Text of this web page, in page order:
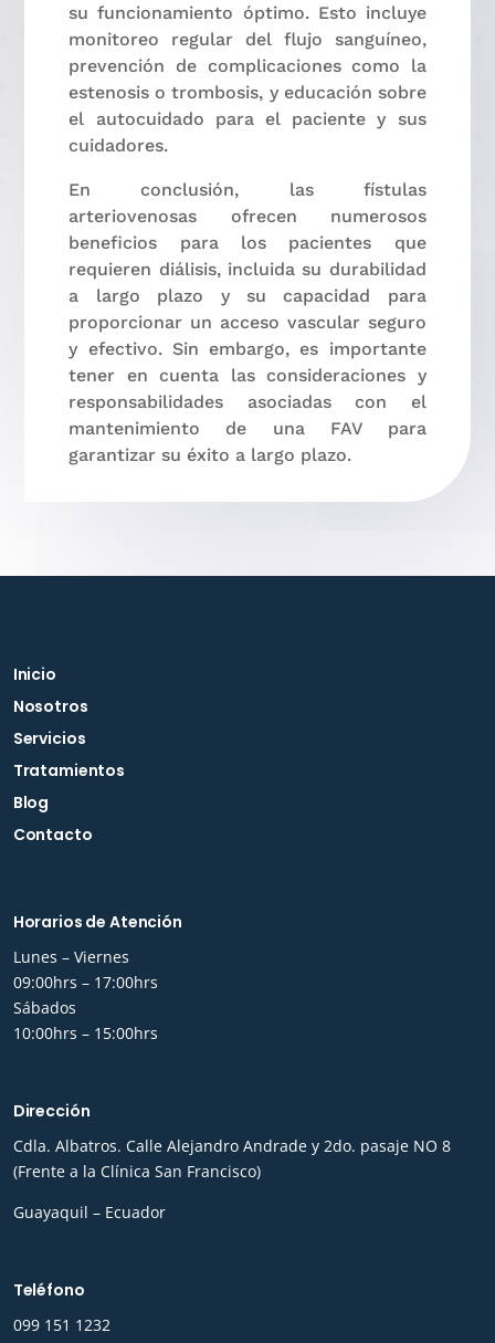
su funcionamiento óptimo. Esto incluye
monitoreo regular del flujo sanguíneo,
prevención de complicaciones como la
estenosis o trombosis, y educación sobre
el autocuidado para el paciente y sus
cuidadores.
En conclusión, las fístulas
arteriovenosas ofrecen numerosos
beneficios para los pacientes que
requieren diálisis, incluida su durabilidad
a largo plazo y su capacidad para
proporcionar un acceso vascular seguro
y efectivo. Sin embargo, es importante
tener en cuenta las consideraciones y
responsabilidades asociadas con el
mantenimiento de una FAV para
garantizar su éxito a largo plazo.
Inicio
Nosotros
Servicios
Tratamientos
Blog
Contacto
Horarios de Atención
Lunes – Viernes
09:00hrs – 17:00hrs
Sábados
10:00hrs – 15:00hrs
Dirección
Cdla. Albatros. Calle Alejandro Andrade y 2do. pasaje NO 8
(Frente a la Clínica San Francisco)
Guayaquil – Ecuador
Teléfono
099 151 1232